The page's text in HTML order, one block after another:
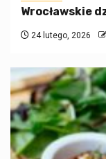
Wrocławskie
24 lutego, 2026